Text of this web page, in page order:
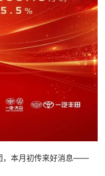
，本月初传来好消息——